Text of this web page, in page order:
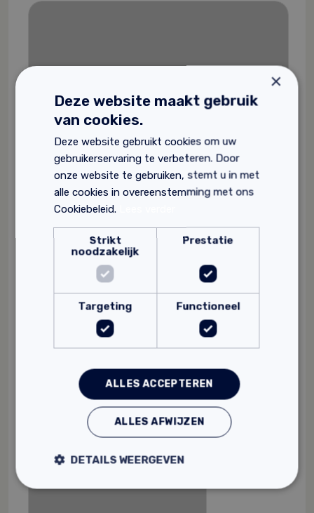
Lemix Leemplaten
Brandt niet (A1 klasse)
Absorbeert geuren
Een ideale regulering van
1301,20
×
Deze website maakt gebruik
van cookies.
Deze website gebruikt cookies om uw
gebruikerservaring te verbeteren. Door
onze website te gebruiken, stemt u in met
alle cookies in overeenstemming met ons
Cookiebeleid.
Strikt
noodzakelijk
Prestatie
Targeting Functioneel
ALLES ACCEPTEREN
ALLES AFWIJZEN
DETAILS WEERGEVEN